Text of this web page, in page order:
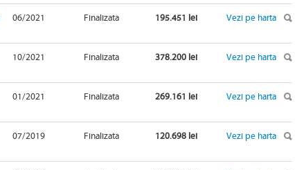
06/2021 Finalizata 195.451 lei Vezi pe harta
10/2021 Finalizata 378.200 lei Vezi pe harta
01/2021 Finalizata 269.161 lei Vezi pe harta
07/2019 Finalizata 120.698 lei Vezi pe harta